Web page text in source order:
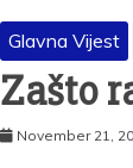
Glavna Vijest
Zašto
November 21,